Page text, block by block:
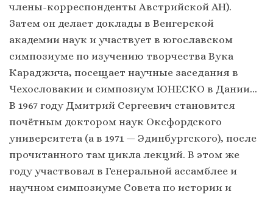
члены-корреспонденты Австрийской АН).
Затем он делает доклады в Венгерской
академии наук и участвует в югославском
симпозиуме по изучению творчества Вука
Караджича, посещает научные заседания в
Чехословакии и симпозиум ЮНЕСКО в Дании…
В 1967 году Дмитрий Сергеевич становится
почётным доктором наук Оксфордского
университета (а в 1971 — Эдинбургского), после
прочитанного там цикла лекций. В этом же
году участвовал в Генеральной ассамблее и
научном симпозиуме Совета по истории и